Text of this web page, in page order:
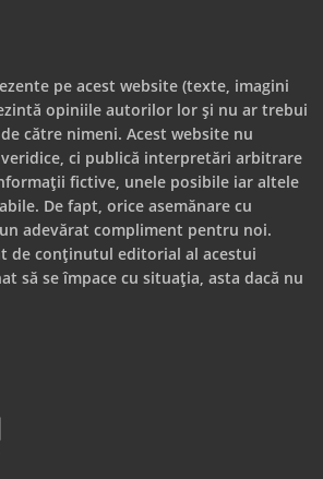
pe acest website (texte, imagini
opiniile autorilor lor și nu ar trebui
către nimeni. Acest website nu
ci publică interpretări arbitrare
fictive, unele posibile iar altele
De fapt, orice asemănare cu
adevărat compliment pentru noi.
de conținutul editorial al acestui
să se împace cu situația, asta dacă nu